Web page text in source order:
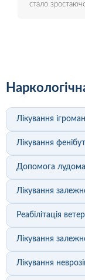
стало
Лікування
Лікування
Допомога
Лікування
Реабілітація
Лікування
Лікування